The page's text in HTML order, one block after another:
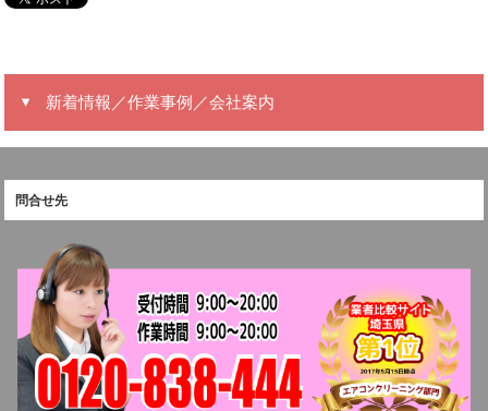
新着情報／作業事例／会社案内
問合せ先